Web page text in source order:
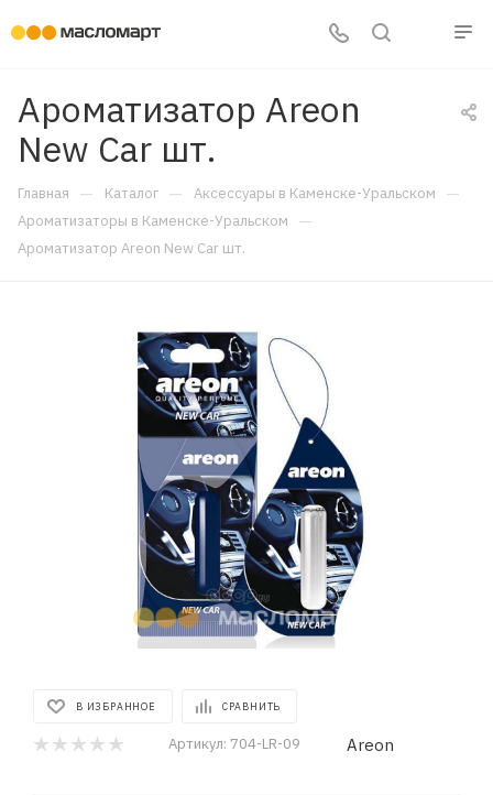
Ароматизатор Areon
New Car шт.
Главная — Каталог — Аксессуары в Каменске-Уральском —
Ароматизаторы в Каменске-Уральском —
Ароматизатор Areon New Car шт.
В ИЗБРАННОЕ СРАВНИТЬ
Артикул: 704-LR-09 Areon